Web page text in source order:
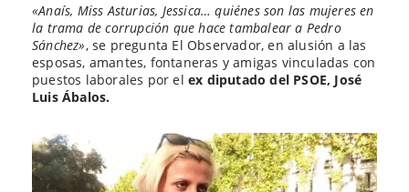
«Anaís, Miss Asturias, Jessica… quiénes son las mujeres en
la trama de corrupción que hace tambalear a Pedro
Sánchez», se pregunta El Observador, en alusión a las
esposas, amantes, fontaneras y amigas vinculadas con
puestos laborales por el ex diputado del PSOE, José
Luis Ábalos.